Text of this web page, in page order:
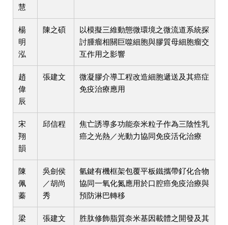
慧
楊
明
泓
陳之碩
以模擬三維動態微環境之微流道系統探
討腫瘤相關巨噬細胞與膠質母細胞瘤交
互作用之影響
趙
偉
辰
張建文
微凝膠介導工程改造細胞遞送及其癌症
免疫治療應用
宋
翔
韻
邱信程
焦亡誘導多功能奈米粒子作為三陰性乳
癌之光熱／光動力協同免疫活化治療
陳
佩
蓁
吳劍侯
／胡尚
秀
氫鍵有機框架包覆平板鐵攜帶釕化合物
協同一氧化氮應用於口腔癌免疫治療與
預防淋巴轉移
梁
張建文
胜肽修飾脂質奈米基因載體之開發及其